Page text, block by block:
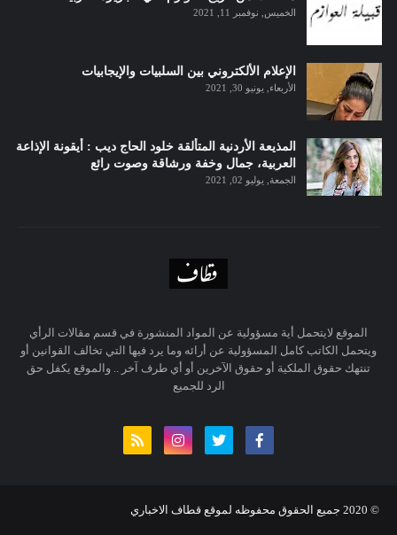
الخميس, نوفمبر 11, 2021
الإعلام الألكتروني بين السلبيات والإيجابيات
الأربعاء, يونيو 30, 2021
المذيعة الأردنية المتألقة خلود الحاج ديب : أيقونة الإذاعة
العربية، جمال وخفة ورشاقة وصوت رائع
الجمعة, يوليو 02, 2021
الموقع لايتحمل أية مسؤولية عن المواد المنشورة في قسم مقالات الرأي
ويتحمل الكاتب كامل المسؤولية عن أرائه وما يرد فيها التي تخالف القوانين أو
تنتهك حقوق الملكية أو حقوق الآخرين أو أي طرف آخر .. والموقع يكفل حق
الرد للجميع
© 20
20 جميع الحقوق محفوظه لموقع قطاف الاخباري